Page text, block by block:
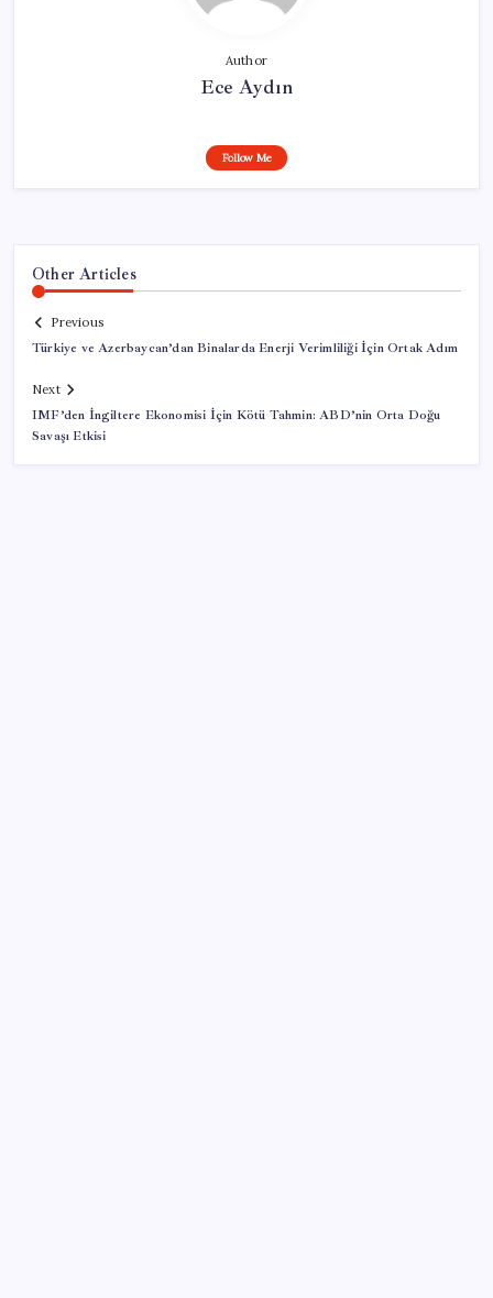
Author
Ece Aydın
Follow Me
Other Articles
Previous
Türkiye ve Azerbaycan’dan Binalarda Enerji Verimliliği İçin Ortak Adım
Next
IMF’den İngiltere Ekonomisi İçin Kötü Tahmin: ABD’nin Orta Doğu
Savaşı Etkisi